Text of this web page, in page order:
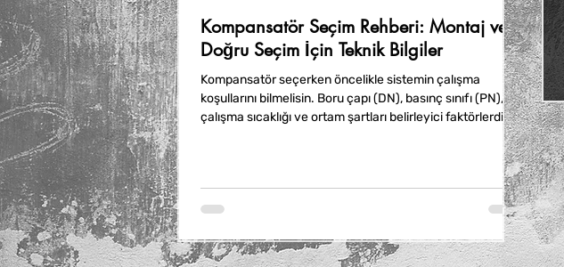
Kompansatör Seçim Rehberi: Montaj ve
Doğru Seçim İçin Teknik Bilgiler
Kompansatör seçerken öncelikle sistemin çalışma
koşullarını bilmelisin. Boru çapı (DN), basınç sınıfı (PN),
çalışma sıcaklığı ve ortam şartları belirleyici faktörlerdir.
Malzeme seçimi de önemlidir; pirinç, paslanmaz çelik ve